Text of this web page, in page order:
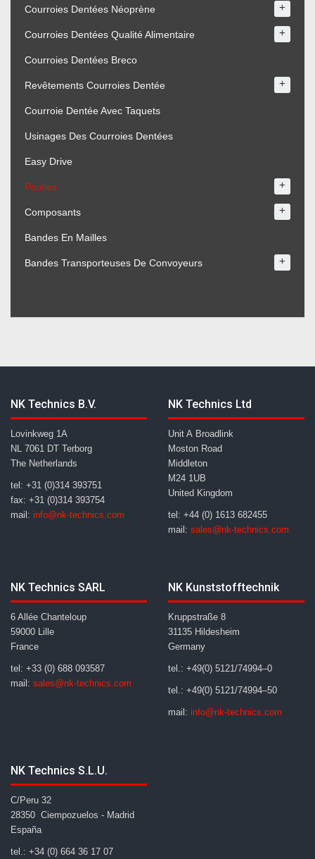
Courroies Dentées Néoprène +
Courroies Dentées Qualité Alimentaire +
Courroies Dentées Breco
Revêtements Courroies Dentée +
Courroie Dentée Avec Taquets
Usinages Des Courroies Dentées
Easy Drive
Poulies +
Composants +
Bandes En Mailles
Bandes Transporteuses De Convoyeurs +
NK Technics B.V.
Lovinkweg 1A
NL 7061 DT Terborg
The Netherlands
tel: +31 (0)314 393751
fax: +31 (0)314 393754
mail: info@nk-technics.com
NK Technics Ltd
Unit A Broadlink
Moston Road
Middleton
M24 1UB
United Kingdom
tel: +44 (0) 1613 682455
mail: sales@nk-technics.com
NK Technics SARL
6 Allée Chanteloup
59000 Lille
France
tel: +33 (0) 688 093587
mail: sales@nk-technics.com
NK Kunststofftechnik
Kruppstraße 8
31135 Hildesheim
Germany
tel.: +49(0) 5121/74994–0
tel.: +49(0) 5121/74994–50
mail: info@nk-technics.com
NK Technics S.L.U.
C/Peru 32
28350 Ciempozuelos - Madrid
España
tel.: +34 (0) 664 36 17 07